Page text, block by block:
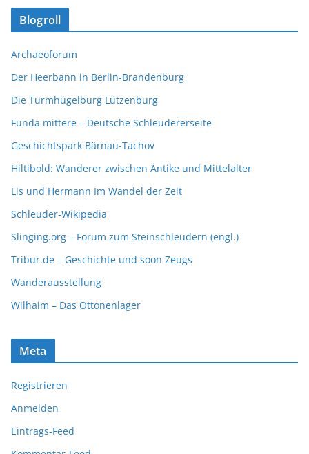
Blogroll
Archaeoforum
Der Heerbann in Berlin-Brandenburg
Die Turmhügelburg Lützenburg
Funda mittere – Deutsche Schleudererseite
Geschichtspark Bärnau-Tachov
Hiltibold: Wanderer zwischen Antike und Mittelalter
Lis und Hermann Im Wandel der Zeit
Schleuder-Wikipedia
Slinging.org – Forum zum Steinschleudern (engl.)
Tribur.de – Geschichte und soon Zeugs
Wanderausstellung
Wilhaim – Das Ottonenlager
Meta
Registrieren
Anmelden
Eintrags-Feed